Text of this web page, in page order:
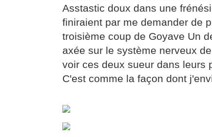
Asstastic doux dans une
finiraient par me demander de
troisième coup de Goyave Un
axée sur le système nerveux
voir ces deux sueur dans leurs
C'est comme la façon dont